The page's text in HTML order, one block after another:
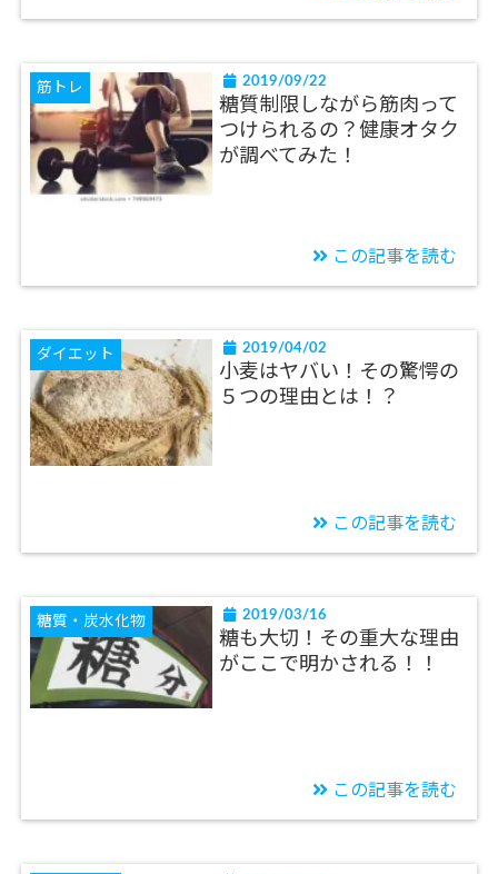
筋トレ 2019/09/22
糖質制限しながら筋肉って
つけられるの？健康オタク
が調べてみた！
この記事を読む
ダイエット 2019/04/02
小麦はヤバい！その驚愕の
５つの理由とは！？
この記事を読む
糖質・炭水化物 2019/03/16
糖も大切！その重大な理由
がここで明かされる！！
この記事を読む